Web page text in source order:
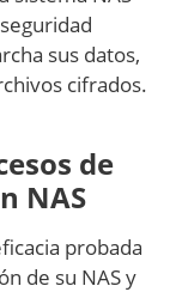
sus datos,
cifrados.
de
NAS
probada
de su NAS y